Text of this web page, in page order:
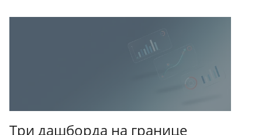
Три дашборда на границе